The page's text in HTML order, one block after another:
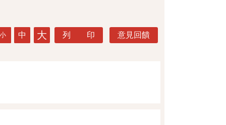
小 中 大 列 印 意見回饋